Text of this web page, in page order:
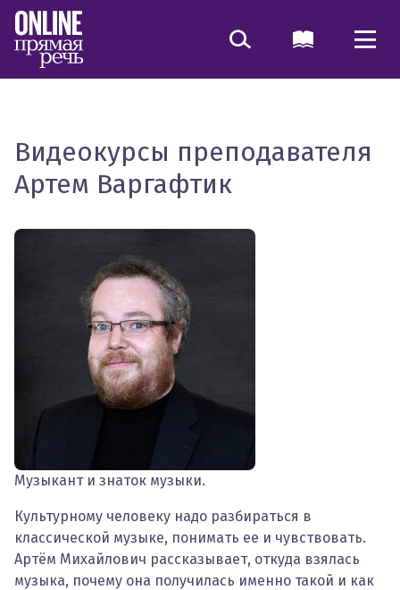
Видеокурсы преподавателя
Артем Варгафтик
Музыкант и знаток музыки.
Культурному человеку надо разбираться в
классической музыке, понимать ее и чувствовать.
Артём Михайлович рассказывает, откуда взялась
музыка, почему она получилась именно такой и как